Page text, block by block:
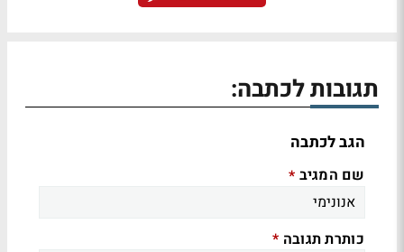
תגובות לכתבה:
הגב לכתבה
שם המגיב *
כותרת תגובה *